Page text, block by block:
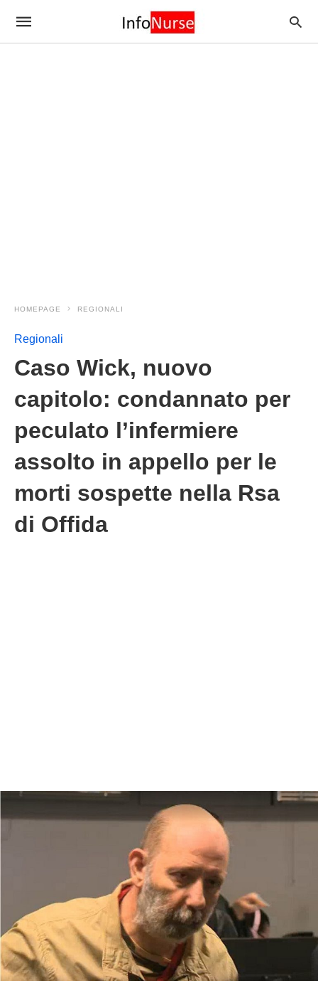
HOMEPAGE REGIONALI
Regionali
Caso Wick, nuovo
capitolo: condannato per
peculato l’infermiere
assolto in appello per le
morti sospette nella Rsa
di Offida